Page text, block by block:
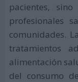
pacientes,
profesionales
comunidades.
tratamientos
alimentación
del consumo